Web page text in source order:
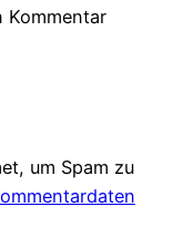
Kommentar
um Spam zu